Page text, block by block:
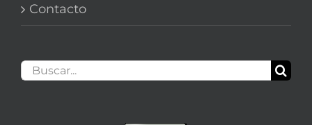
Contacto
Buscar: